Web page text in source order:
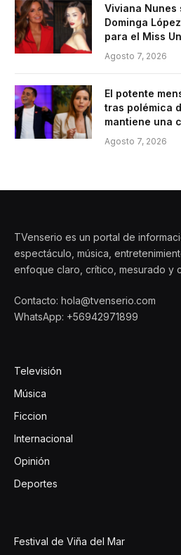
Viviana Nunes
Dominga
para el Miss
Agosto 7, 2026
El potente
tras polémica
mantiene una
Agosto 7, 2026
TVenserio es un portal de
espectáculo, música,
enfoque claro, crítico, mesurado y
Contacto: hola@tvenserio.com
WhatsApp: +56942971899
Televisión
Música
Ficcion
Internacional
Opinión
Deportes
Festival de Viña del Mar